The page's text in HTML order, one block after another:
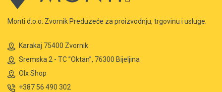
Monti d.o.o. Zvornik Preduzeće za proizvodnju, trgovinu i usluge.
Karakaj 75400 Zvornik
Sremska 2 - TC ”Oktan”, 76300 Bijeljina
Olx Shop
+387 56 490 302